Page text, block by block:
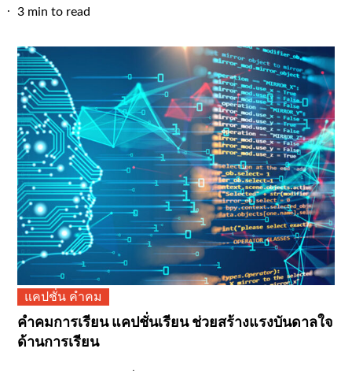
3 min to read
แคปชั่น คำคม
คำคมการเรียน แคปชั่นเรียน ช่วยสร้างแรงบันดาลใจ
ด้านการเรียน